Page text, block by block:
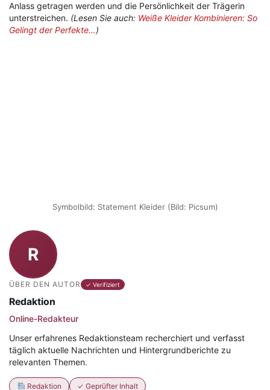
Anlass getragen werden und die Persönlichkeit der Trägerin
unterstreichen. (Lesen Sie auch: Weiße Kleider Kombinieren: So
Gelingt der Perfekte…)
Symbolbild: Statement Kleider (Bild: Picsum)
R
ÜBER DEN AUTOR ✓ Verifiziert
Redaktion
Online-Redakteur
Unser erfahrenes Redaktionsteam recherchiert und verfasst
täglich aktuelle Nachrichten und Hintergrundberichte zu
relevanten Themen.
Redaktion ✓ Geprüfter Inhalt